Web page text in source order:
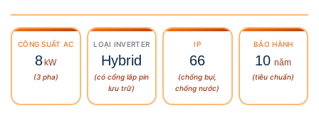
CÔNG SUẤT AC
8kW
(3 pha)
LOẠI INVERTER
Hybrid
(có cổng lắp pin
lưu trữ)
IP
66
(chống bụi,
chống nước)
BẢO HÀNH
10 năm
(tiêu chuẩn)